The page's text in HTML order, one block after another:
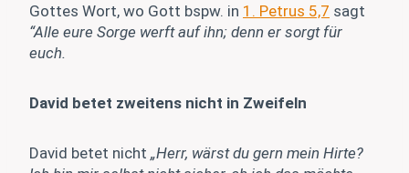
Gottes Wort, wo Gott bspw. in 1. Petrus 5,7 sagt
“Alle eure Sorge werft auf ihn; denn er sorgt für
euch.
David betet zweitens nicht in Zweifeln
David betet nicht „Herr, wärst du gern mein Hirte?